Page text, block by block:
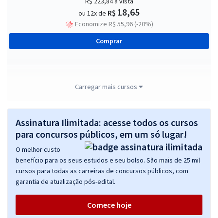
ou 12x de R$ 18,65
Economize R$ 55,96 (-20%)
Comprar
PB Saúde - Fundação Paraibana de Gestão em Saúde - Enfermeiro
33,33
Economize R$ 99,98 (-20%)
Comprar
PB Saúde - Fundação Paraibana de Gestão em Saúde - Conteúdos
Comuns aos Cargos Nível Superior - Área Administrativa
à vista
Carregar mais cursos
Assinatura Ilimitada: acesse todos os cursos
para concursos públicos, em um só lugar!
O melhor custo
benefício para os seus estudos e seu bolso. São mais de 25 mil
cursos para todas as carreiras de concursos públicos, com
garantia de atualização pós-edital.
Comece hoje